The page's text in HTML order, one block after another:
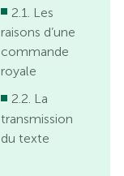
2.1. Les
raisons d’une
commande
royale
2.2. La
transmission
du texte